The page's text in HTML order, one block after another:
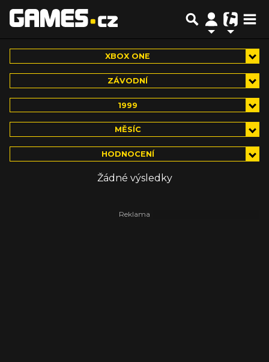
XBOX ONE
ZÁVODNÍ
1999
MĚSÍC
HODNOCENÍ
Žádné výsledky